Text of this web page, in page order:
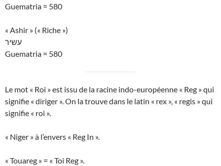
Guematria = 580
« Ashir » (« Riche »)
עשיר
Guematria = 580
Le mot « Roi » est issu de la racine indo-européenne « Reg » qui
signifie « diriger ». On la trouve dans le latin « rex », « regis » qui
signifie « roi ».
« Niger » à l’envers « Reg In ».
« Touareg » = « Toi Reg ».